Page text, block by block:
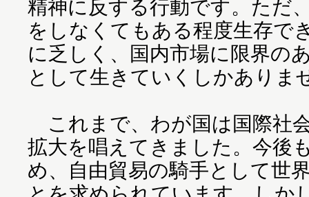
精神に反する行動です。ただ
をしなくてもある程度生存で
に乏しく、国内市場に限界の
として生きていくしかありま
これまで、わが国は国際社
拡大を唱えてきました。今後
め、自由貿易の騎手として世